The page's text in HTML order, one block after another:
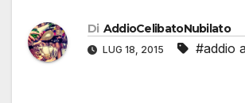
Di AddioCelibatoNubilato
LUG 18, 2015 #addio